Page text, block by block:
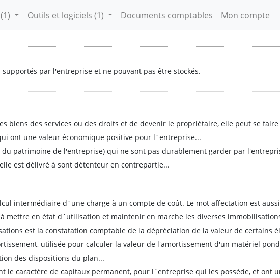
(1) Outils et logiciels (1) Documents comptables Mon compte
supportés par l'entreprise et ne pouvant pas être stockés.
biens des services ou des droits et de devenir le propriétaire, elle peut se
ont une valeur économique positive pour l´entreprise...
du patrimoine de l'entreprise) qui ne sont pas durablement garder par
est délivré à sont détenteur en contrepartie...
intermédiaire d´une charge à un compte de coût. Le mot affectation est
mettre en état d´utilisation et maintenir en marche les diverses
est la constatation comptable de la dépréciation de la valeur de certains
utilisée pour calculer la valeur de l'amortissement d'un matériel
des dispositions du plan...
le caractère de capitaux permanent, pour l´entreprise qui les possède, et ont